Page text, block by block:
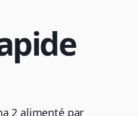
2 alimenté par